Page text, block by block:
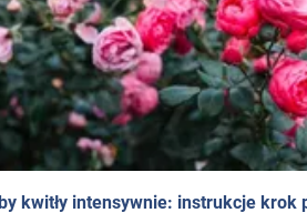
kwitły intensywnie: instrukcje krok